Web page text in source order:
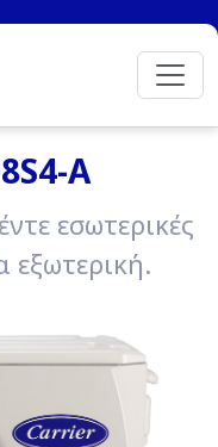
A
εσωτερικές
εξωτερική.